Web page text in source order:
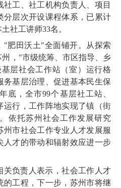
社工、社工机构负责人、项目
分层次开设课程体系，已累计
社工讲师33名。
"肥田沃土"全面铺开。从探索
，"市级统筹、市区指导、乡
层社会工作站（室）运行格
务基层治理、促进基本民生保
底，全市99个基层社工站、
运行，工作阵地实现了镇（街
依托苏州社会工作发展研究
州市社会工作专业人才发展服
人才的带动和辐射效应进一步
关负责人表示，社会工作人才
的工程，下一步，苏州市将继